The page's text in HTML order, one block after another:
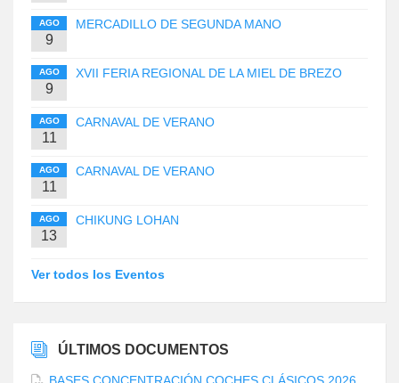
AGO
9
MERCADILLO DE SEGUNDA MANO
AGO
9
XVII FERIA REGIONAL DE LA MIEL DE BREZO
AGO
11
CARNAVAL DE VERANO
AGO
11
CARNAVAL DE VERANO
AGO
13
CHIKUNG LOHAN
Ver todos los Eventos
ÚLTIMOS DOCUMENTOS